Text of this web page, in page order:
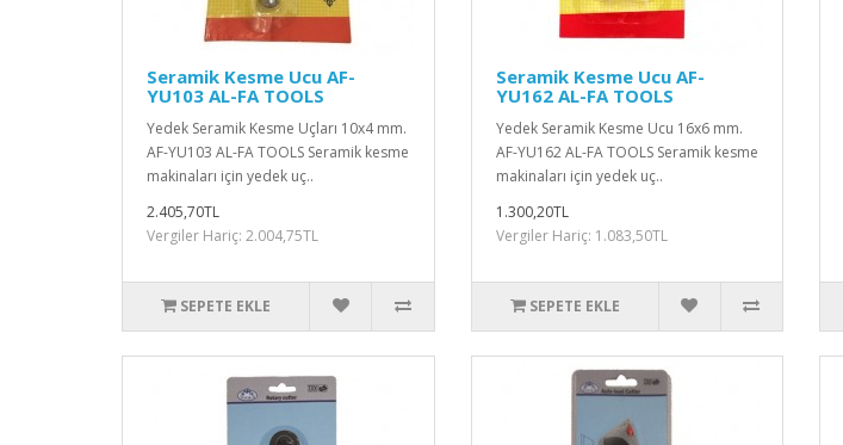
Seramik Kesme Ucu AF-
YU103 AL-FA TOOLS
Yedek Seramik Kesme Uçları 10x4 mm.
AF-YU103 AL-FA TOOLS Seramik kesme
makinaları için yedek uç..
2.405,70TL
Vergiler Hariç: 2.004,75TL
SEPETE EKLE
Seramik Kesme Ucu AF-
YU162 AL-FA TOOLS
Yedek Seramik Kesme Ucu 16x6 mm.
AF-YU162 AL-FA TOOLS Seramik kesme
makinaları için yedek uç..
1.300,20TL
Vergiler Hariç: 1.083,50TL
SEPETE EKLE